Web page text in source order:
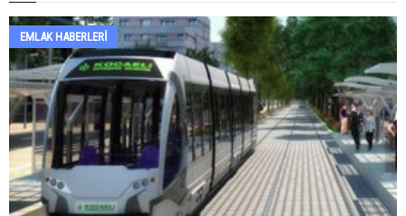
EMLAK HABERLERI